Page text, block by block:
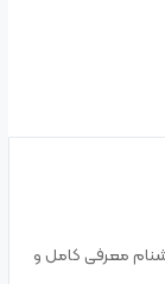
معرفی کامل و